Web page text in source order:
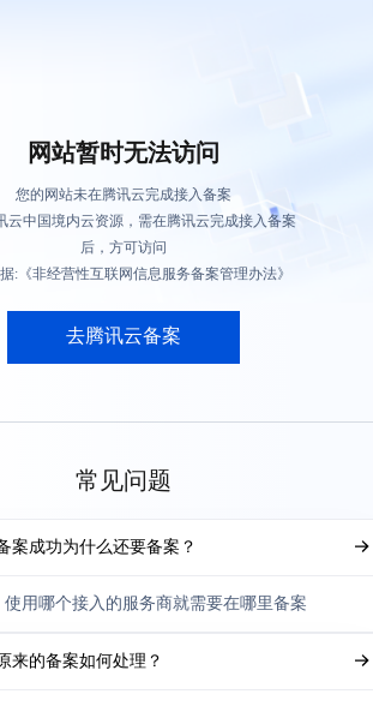
网站暂时无法访问
您的网站未在腾讯云完成接入备案
云中国境内云资源，需在腾讯云完成接入备案
后，方可访问
:《非经营性互联网信息服务备案管理办法》
去腾讯云备案
常见问题
案成功为什么还要备案？
用哪个接入的服务商就需要在哪里备案
来的备案如何处理？